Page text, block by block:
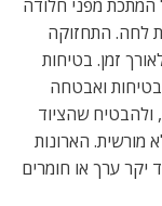
המתכת מפני חלודה
לחה. התחזוקה
זמן. בטיחות
ואבטחה
ולהבטיח שהציוד
מורשית. הארונות
יקר ערך או חומרים